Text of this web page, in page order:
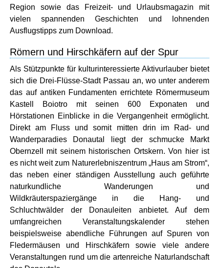
Region sowie das Freizeit- und Urlaubsmagazin mit
vielen spannenden Geschichten und lohnenden
Ausflugstipps zum Download.
Römern und Hirschkäfern auf der Spur
Als Stützpunkte für kulturinteressierte Aktivurlauber bietet
sich die Drei-Flüsse-Stadt Passau an, wo unter anderem
das auf antiken Fundamenten errichtete Römermuseum
Kastell Boiotro mit seinen 600 Exponaten und
Hörstationen Einblicke in die Vergangenheit ermöglicht.
Direkt am Fluss und somit mitten drin im Rad- und
Wanderparadies Donautal liegt der schmucke Markt
Obernzell mit seinem historischen Ortskern. Von hier ist
es nicht weit zum Naturerlebniszentrum „Haus am Strom“,
das neben einer ständigen Ausstellung auch geführte
naturkundliche Wanderungen und
Wildkräuterspaziergänge in die Hang- und
Schluchtwälder der Donauleiten anbietet. Auf dem
umfangreichen Veranstaltungskalender stehen
beispielsweise abendliche Führungen auf Spuren von
Fledermäusen und Hirschkäfern sowie viele andere
Veranstaltungen rund um die artenreiche Naturlandschaft